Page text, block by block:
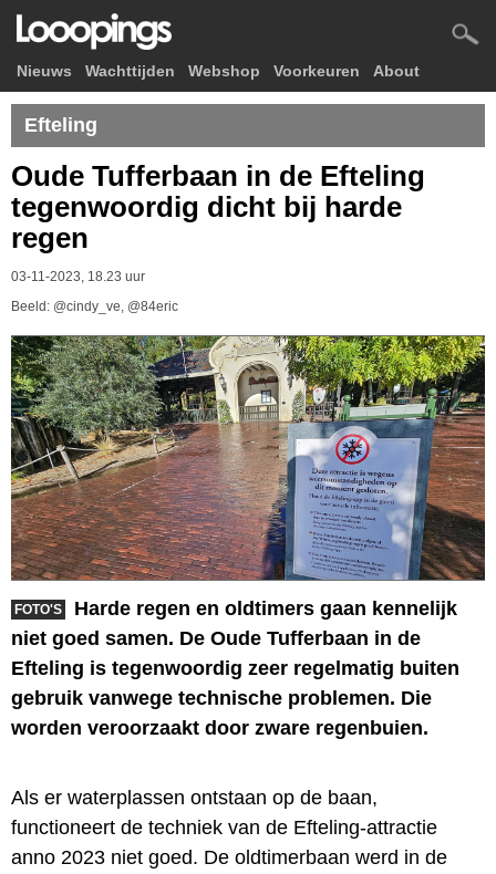
Nieuws Wachttijden Webshop Voorkeuren About
Efteling
Oude Tufferbaan in de Efteling
tegenwoordig dicht bij harde
regen
03-11-2023, 18.23 uur
Beeld: @cindy_ve, @84eric
FOTO'S
Harde regen en oldtimers gaan kennelijk
niet goed samen. De Oude Tufferbaan in de
Efteling is tegenwoordig zeer regelmatig buiten
gebruik vanwege technische problemen. Die
worden veroorzaakt door zware regenbuien.
Als er waterplassen ontstaan op de baan,
functioneert de techniek van de Efteling-attractie
anno 2023 niet goed. De oldtimerbaan werd in de